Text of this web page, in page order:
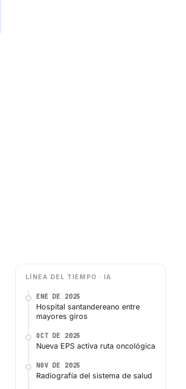
LÍNEA DEL TIEMPO · IA
ENE DE 2025
Hospital santandereano entre
mayores giros
OCT DE 2025
Nueva EPS activa ruta oncológica
NOV DE 2025
Radiografía del sistema de salud